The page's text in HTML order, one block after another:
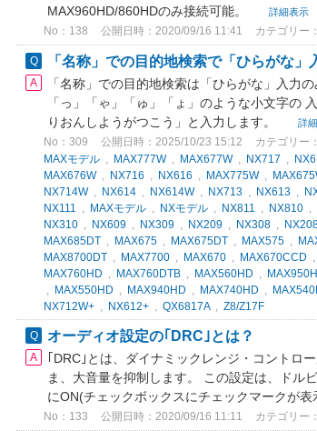
MAX960HD/860HDのみ接続可能。
詳細表示
No：138 公開日時：2020/09/16 11:41 カテゴリー：
「名称」での目的地検索で「ひらがな」
「名称」での目的地検索は「ひらがな」入力
「っ」「ゃ」「ゅ」「ょ」のような小文字の
りおんしようがつこう」と入力します。
詳
No：309 公開日時：2025/10/23 15:12 カテゴリー：
MAXモデル , MAX777W, MAX677W, NX717 ,
MAX676W, NX716 , NX616 , MAX775W,
NX714W, NX614 , NX614W, NX713 , NX613 ,
NX111 , MAXモデル , NXモデル , NX811 , NX810 ,
NX310 , NX609 , NX309 , NX209 , NX308 ,
MAX685DT , MAX675 , MAX675DT , MAX575 ,
MAX8700DT , MAX7700 , MAX670 , MAX670CCD ,
MAX760HD , MAX760DTB , MAX560HD ,
, MAX550HD , MAX940HD , MAX740HD ,
NX712W+ , NX612+ , QX6817A, Z8/Z17F
オーディオ設定の｢DRC｣とは？
｢DRC｣とは、ダイナミックレンジ・コントロ
ま、大音量を抑制します。 この設定は、ドル
にON(チェックボックスにチェックマークが
No：133 公開日時：2020/09/16 11:11 カテゴリー：